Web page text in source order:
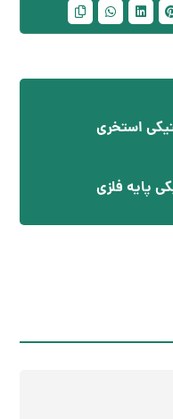
استخری
پایه فلزی